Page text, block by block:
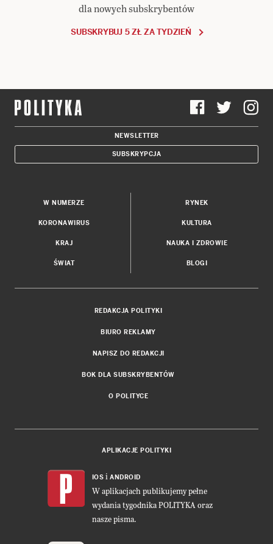
dla nowych subskrybentów
SUBSKRYBUJ 5 ZŁ ZA TYDZIEŃ
NEWSLETTER
SUBSKRYPCJA
W NUMERZE
KORONAWIRUS
KRAJ
ŚWIAT
RYNEK
KULTURA
NAUKA I ZDROWIE
BLOGI
REDAKCJA POLITYKI
BIURO REKLAMY
NAPISZ DO REDAKCJI
BOK DLA SUBSKRYBENTÓW
O POLITYCE
APLIKACJE POLITYKI
IOS i ANDROID
W aplikacjach publikujemy pełne
wydania tygodnika POLITYKA oraz
nasze pisma.